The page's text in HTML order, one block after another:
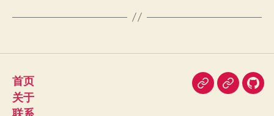
首页
关于
联系
即
豆
我